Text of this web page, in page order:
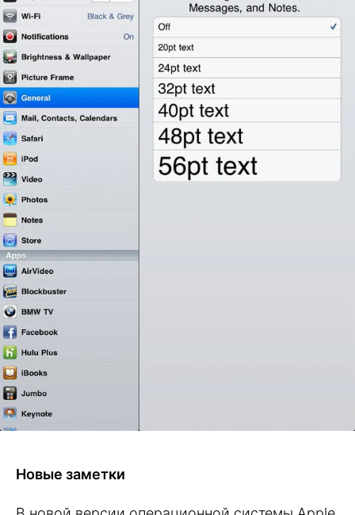
Новые заметки